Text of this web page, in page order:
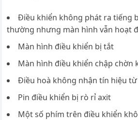
Điều khiển không phát ra tiếng
thường nhưng màn hình vẫn hoạt
Màn hình điều khiển bị tắt
Màn hình điều khiển chập chờn
Điều hoà không nhận tín hiệu
Pin điều khiển bị rò rỉ axit
Một số phím trên điều khiển